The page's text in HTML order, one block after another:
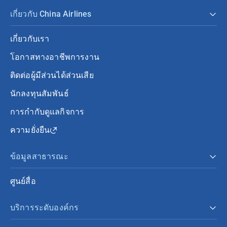
เกี่ยวกับ China Airlines
เกี่ยวกับเรา
โอกาสทางอาชีพการงาน
ติดต่อผู้มีส่วนได้ส่วนเสีย
นักลงทุนสัมพันธ์
การกำกับดูแลกิจการ
ความยั่งยืน
ข้อมูลสาธารณะ
ศูนย์สื่อ
บริการระดับองค์กร